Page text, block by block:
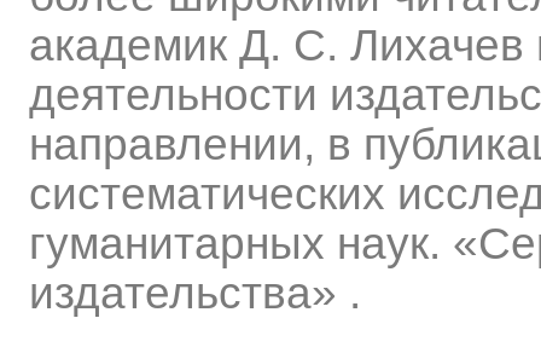
академик Д. С. Лихачев
деятельности
направлении, в
систематических
гуманитарных наук.
издательства» .